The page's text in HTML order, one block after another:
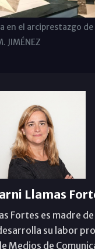
en el arciprestazgo
JIMÉNEZ
Llamas
Fortes es madre
su labor
Medios de